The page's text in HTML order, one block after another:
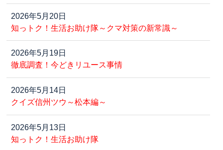
2026年5月20日
知っトク！生活お助け隊～クマ対策の新常識～
2026年5月19日
徹底調査！今どきリユース事情
2026年5月14日
クイズ信州ツウ～松本編～
2026年5月13日
知っトク！生活お助け隊